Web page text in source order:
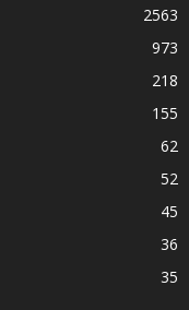
2563
973
218
155
62
52
45
36
35